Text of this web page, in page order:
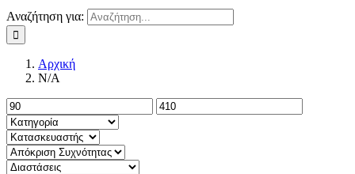
Αναζήτηση για:
Αρχική
N/A